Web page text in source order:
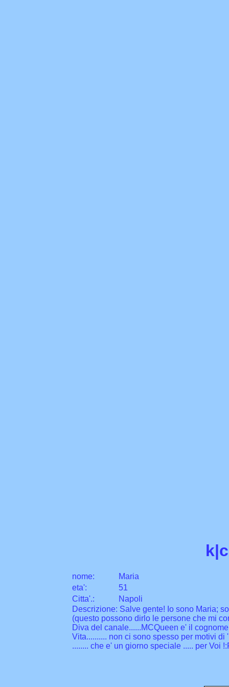
nome:
Maria
eta':
51
Citta'.:
Napoli
Descrizione: Salve gente! Io sono Maria;
(questo possono dirlo le persone che mi
Diva del canale......MCQueen e' il
Vita.......... non ci sono spesso per motivi
........ che e' un giorno speciale ..... per Voi